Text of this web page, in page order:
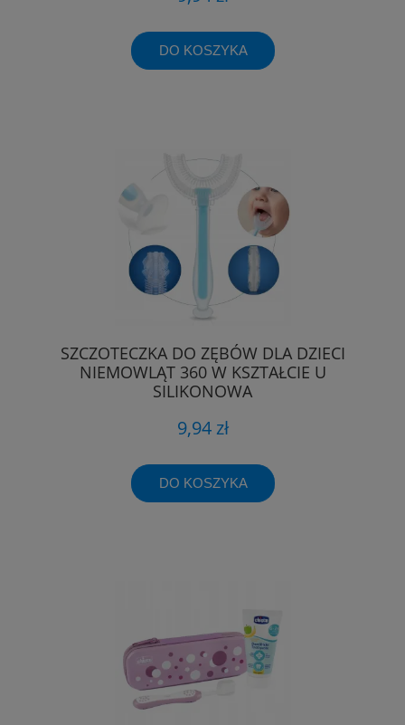
DO KOSZYKA
SZCZOTECZKA DO ZĘBÓW DLA DZIECI
NIEMOWLĄT 360 W KSZTAŁCIE U
SILIKONOWA
9,94 zł
DO KOSZYKA